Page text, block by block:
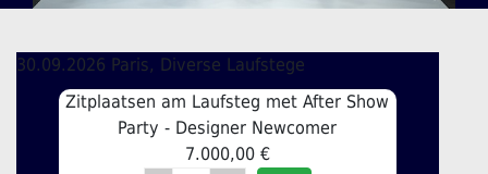
30.09.2026 Paris, Diverse Laufstege
Zitplaatsen am Laufsteg met After Show
Party - Designer Newcomer
7.000,00 €